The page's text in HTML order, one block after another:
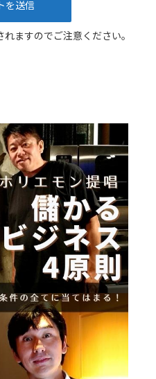
ますのでご注意ください。